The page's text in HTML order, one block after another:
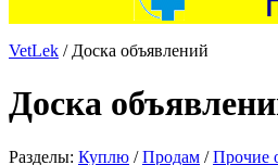
VetLek / Доска объявлений
Доска
Разделы: Куплю /Продам /Прочие